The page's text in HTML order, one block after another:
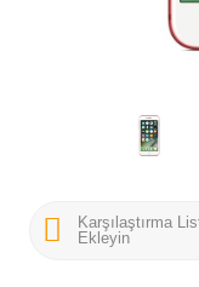
Karşılaştırma
Ekleyin